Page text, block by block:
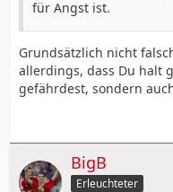
für Angst ist.
Grundsätzlich nicht
allerdings, dass Du halt
gefährdest, sondern
BigB
Erleuchteter